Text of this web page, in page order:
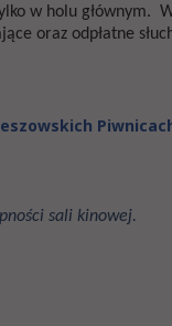
w holu głównym.
oraz odpłatne
sali kinowej.